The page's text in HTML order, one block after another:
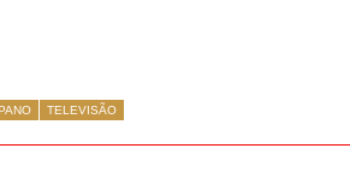
TELEVISÃO